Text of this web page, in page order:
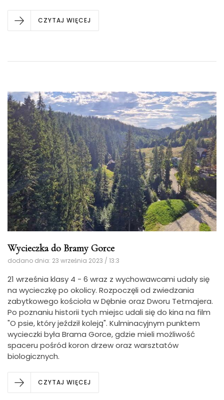
CZYTAJ WIĘCEJ
Wycieczka do Bramy Gorce
dodano dnia: 23 września 2023 / 13:3
21 września klasy 4 - 6 wraz z wychowawcami udały się
na wycieczkę po okolicy. Rozpoczęli od zwiedzania
zabytkowego kościoła w Dębnie oraz Dworu Tetmajera.
Po poznaniu historii tych miejsc udali się do kina na film
"O psie, który jeździł koleją". Kulminacyjnym punktem
wycieczki była Brama Gorce, gdzie mieli możliwość
spaceru pośród koron drzew oraz warsztatów
biologicznych.
CZYTAJ WIĘCEJ